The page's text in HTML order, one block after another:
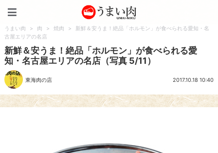
うまい肉 > 肉 > 焼肉 >
新鮮＆安うま！絶品「ホルモン」が食べられる愛知・名
古屋エリアの名店
新鮮＆安うま！絶品「ホルモン」が食べられる愛
知・名古屋エリアの名店（写真 5/11）
東海肉の店 2017.10.18 10:40